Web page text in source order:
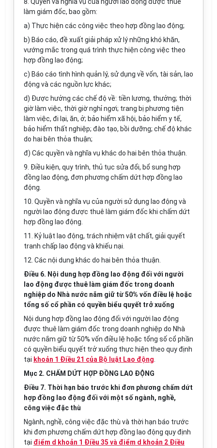
làm giám đốc, bao gồm:
a) Thực hiện các công việc theo hợp đồng lao động;
b) Báo cáo, đề xuất giải pháp xử lý những khó khăn,
vướng mắc trong quá trình thực hiện công việc theo
hợp đồng lao động;
c) Báo cáo tình hình quản lý, sử dụng về vốn, tài sản, lao
động và các nguồn lực khác;
d) Được hưởng các chế độ về: tiền lương, thưởng; thời
giờ làm việc, thời giờ nghỉ ngơi; trang bị phương tiện
làm việc, đi lại, ăn, ở; bảo hiểm xã hội, bảo hiểm y tế,
bảo hiểm thất nghiệp; đào tạo, bồi dưỡng; chế độ khác
do hai bên thỏa thuận;
đ) Các quyền và nghĩa vụ khác do hai bên thỏa thuận.
9. Điều kiện, quy trình, thủ tục sửa đổi, bổ sung hợp
đồng lao động, đơn phương chấm dứt hợp đồng lao
động.
10. Quyền và nghĩa vụ của người sử dụng lao động và
người lao động được thuê làm giám đốc khi chấm dứt
hợp đồng lao động.
11. Kỷ luật lao động, trách nhiệm vật chất, giải quyết
tranh chấp lao động và khiếu nại.
12. Các nội dung khác do hai bên thỏa thuận.
Điều 6. Nội dung hợp đồng lao động đối với người
lao động được thuê làm giám đốc trong doanh
nghiệp do Nhà nước nắm giữ từ 50% vốn điều lệ hoặc
tổng số cổ phần có quyền biểu quyết trở xuống
Nội dung hợp đồng lao động đối với người lao động
được thuê làm giám đốc trong doanh nghiệp do Nhà
nước nắm giữ từ 50% vốn điều lệ hoặc tổng số cổ phần
có quyền biểu quyết trở xuống thực hiện theo quy định
tại khoản 1 Điều 21 của Bộ luật Lao động
Mục 2. CHẤM DỨT HỢP ĐỒNG LAO ĐỘNG
Điều 7. Thời hạn báo trước khi đơn phương chấm dứt
hợp đồng lao động đối với một số ngành, nghề,
công việc đặc thù
Ngành, nghề, công việc đặc thù và thời hạn báo trước
khi đơn phương chấm dứt hợp đồng lao động quy định
tại điểm d khoản 1 Điều 35 và điểm d khoản 2 Điều